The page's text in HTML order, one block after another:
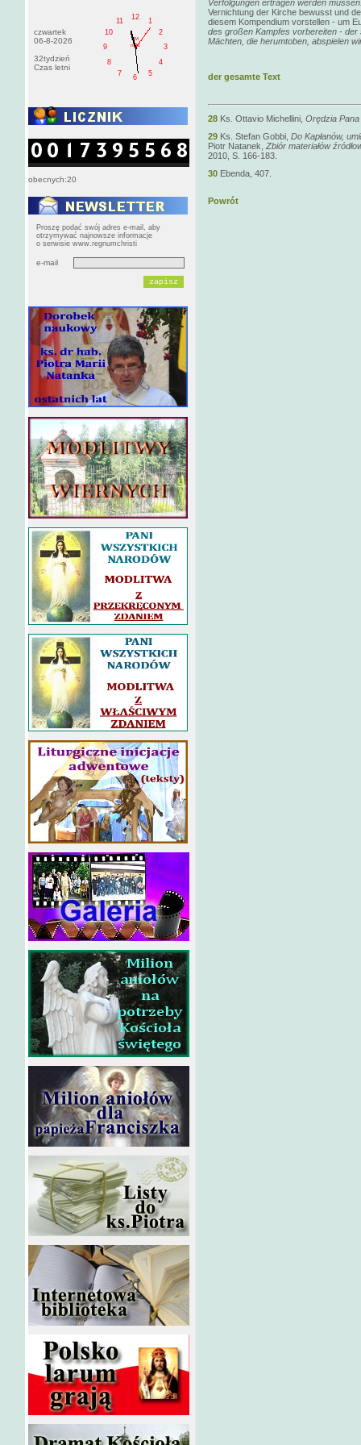
czwartek
06-8-2026
32tydzień
Czas letni
1
2
3
4
5
6
7
8
9
10
11
12
PM
roda
obecnych:20
Proszę podać swój adres e-mail, aby
otrzymywać najnowsze informacje
o serwisie www.regnumchristi
e-mail
Verfolgungen ertragen werden
Vernichtung der Kirche bewusst und
diesem Kompendium vorstellen - um
des großen Kampfes vorbereiten -
Mächten, die herumtoben, abspielen
der gesamte Text
28 Ks. Ottavio Michellini, Orędzia Pana
29 Ks. Stefan Gobbi, Do Kapłanów,
Piotr Natanek, Zbiór materiałów
2010, S. 166-183.
30 Ebenda, 407.
Powrót